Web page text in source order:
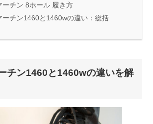
ーチン 8ホール 履き方
ーチン1460と1460wの違い：総括
チン1460と1460wの違いを解